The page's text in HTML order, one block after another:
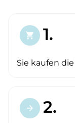
shopping_cart 1.
Sie kaufen
arrow_forward 2.